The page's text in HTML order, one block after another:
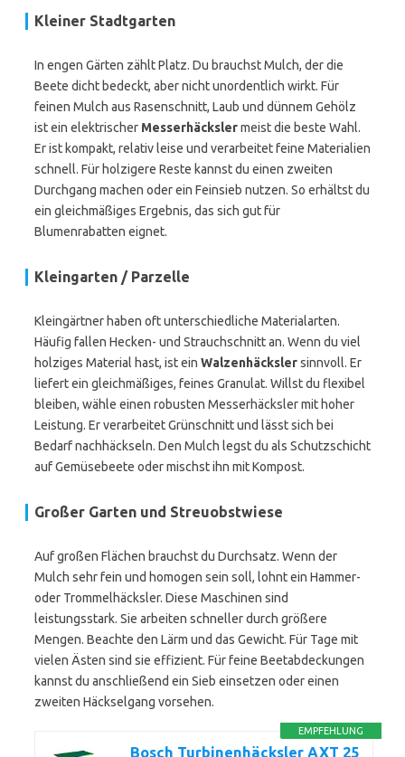
Kleiner Stadtgarten
In engen Gärten zählt Platz. Du brauchst Mulch, der die
Beete dicht bedeckt, aber nicht unordentlich wirkt. Für
feinen Mulch aus Rasenschnitt, Laub und dünnem Gehölz
ist ein elektrischer Messerhäckslermeist die beste Wahl.
Er ist kompakt, relativ leise und verarbeitet feine Materialien
schnell. Für holzigere Reste kannst du einen zweiten
Durchgang machen oder ein Feinsieb nutzen. So erhältst du
ein gleichmäßiges Ergebnis, das sich gut für
Blumenrabatten eignet.
Kleingarten / Parzelle
Kleingärtner haben oft unterschiedliche Materialarten.
Häufig fallen Hecken- und Strauchschnitt an. Wenn du viel
holziges Material hast, ist ein Walzenhäckslersinnvoll. Er
liefert ein gleichmäßiges, feines Granulat. Willst du flexibel
bleiben, wähle einen robusten Messerhäcksler mit hoher
Leistung. Er verarbeitet Grünschnitt und lässt sich bei
Bedarf nachhäckseln. Den Mulch legst du als Schutzschicht
auf Gemüsebeete oder mischst ihn mit Kompost.
Großer Garten und Streuobstwiese
Auf großen Flächen brauchst du Durchsatz. Wenn der
Mulch sehr fein und homogen sein soll, lohnt ein Hammer-
oder Trommelhäcksler. Diese Maschinen sind
leistungsstark. Sie arbeiten schneller durch größere
Mengen. Beachte den Lärm und das Gewicht. Für Tage mit
vielen Ästen sind sie effizient. Für feine Beetabdeckungen
kannst du anschließend ein Sieb einsetzen oder einen
zweiten Häckselgang vorsehen.
EMPFEHLUNG
Bosch Turbinenhäcksler AXT 25